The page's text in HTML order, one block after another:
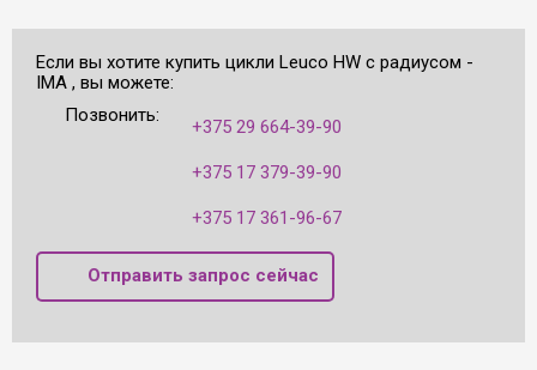
Если вы хотите купить цикли Leuco HW с радиусом -
IMA , вы можете:
Позвонить:
+375 29 664-39-90
+375 17 379-39-90
+375 17 361-96-67
Отправить запрос сейчас